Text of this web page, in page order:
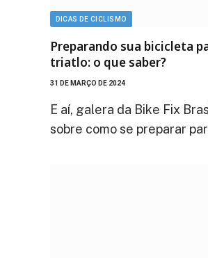
DICAS DE CICLISMO
Preparando sua bicicleta
triatlo: o que saber?
31 DE MARÇO DE 2024
E aí, galera da Bike Fix
sobre como se preparar